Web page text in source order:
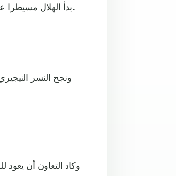
بدأ الهلال مسيطرا على مجريات المباراة، وهدد مرمى التعاون بتسديدتي إيجالو وسلمان الفرج.
ونجح النسر
وكاد التعاون أن يعود